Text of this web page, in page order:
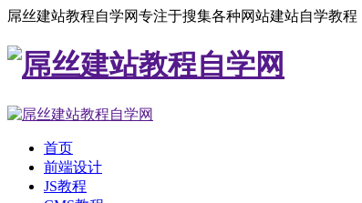
屌丝建站教程自学网专注于搜集各种网站建站自学教
首页
前端设计
JS教程